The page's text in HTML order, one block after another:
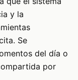
y la
Se
del día o
por